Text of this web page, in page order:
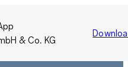
& Co. KG